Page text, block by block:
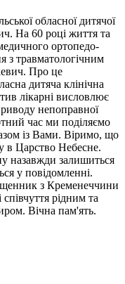
обласної дитячої
На 60 році життя та
ортопедо-
з травматологічним
Про це
дитяча клінічна
лікарні висловлює
непоправної
час ми поділяємо
із Вами. Віримо, що
в Царство Небесне.
назавжди залишиться
у повідомленні.
з Кременеччини
рідним та
Вічна пам'ять.